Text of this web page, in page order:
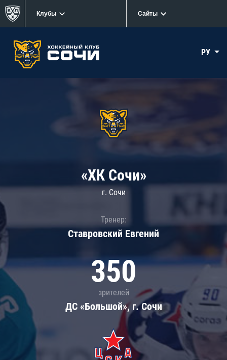
Клубы Сайты
РУ
«ХК Сочи»
г. Сочи
Тренер:
Ставровский Евгений
350
зрителей
ДС «Большой», г. Сочи